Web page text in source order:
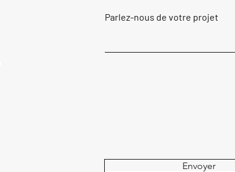
Parlez-nous de votre projet
Envoyer